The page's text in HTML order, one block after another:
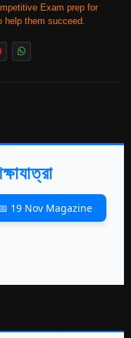
Exam prep for
them succeed.
19 Nov Magazine